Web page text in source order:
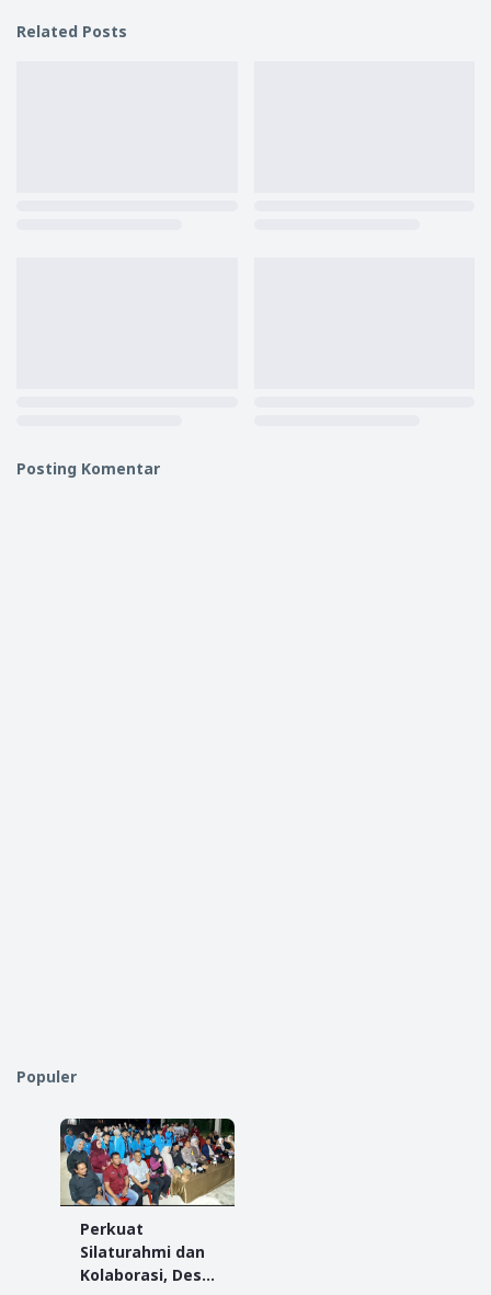
Related Posts
Posting Komentar
Populer
Perkuat
Silaturahmi dan
Kolaborasi, Desa